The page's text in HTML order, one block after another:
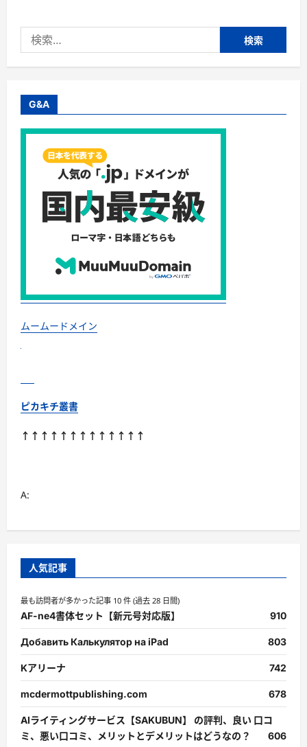
索:
G&A
ムームードメイン
ピカキチ叢書
↑↑↑↑↑↑↑↑↑↑↑↑↑
A:
人気記事
最も訪問者が多かった記事 10 件 (過去 28 日間)
AF-ne4書体セット【新元号対応版】 910
Добавить Калькулятор на iPad 803
Kアリーナ 742
mcdermottpublishing.com 678
AIライティングサービス【SAKUBUN】 の評判、良い 口コ
ミ、悪い口コミ、メリットとデメリットはどうなの？
606